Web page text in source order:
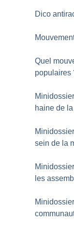
Dico
Quel
populaires
haine de
sein de la
les